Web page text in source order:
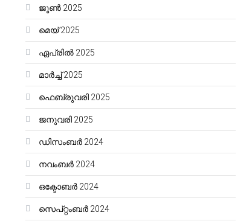
ജൂൺ 2025
മെയ്‌ 2025
ഏപ്രിൽ 2025
മാർച്ച്‌ 2025
ഫെബ്രുവരി 2025
ജനുവരി 2025
ഡിസംബർ 2024
നവംബർ 2024
ഒക്ടോബർ 2024
സെപ്റ്റംബർ 2024